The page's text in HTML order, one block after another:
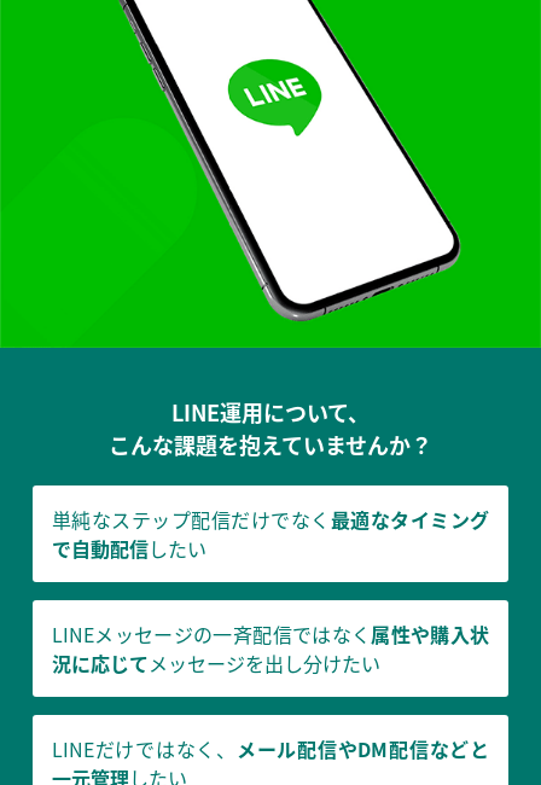
LINE運用について、
こんな課題を抱えていませんか？
単純なステップ配信だけでなく 最適なタイミング
で自動配信したい
LINEメッセージの一斉配信ではなく属性や購入状
況に応じてメッセージを出し分けたい
LINEだけではなく、 メール配信やDM配信などと
一元管理したい